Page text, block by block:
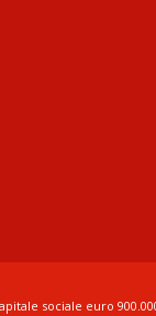
sociale euro